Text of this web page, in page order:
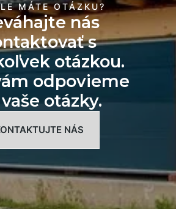
MÁTE OTÁZKU?
nás
s
otázkou.
odpovieme
otázky.
NÁS